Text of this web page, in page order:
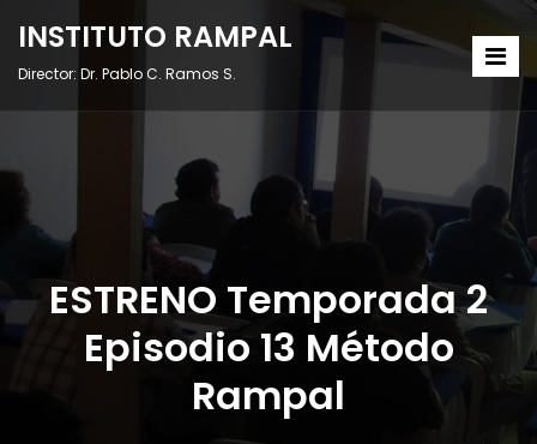
INSTITUTO RAMPAL
Director: Dr. Pablo C. Ramos S.
ESTRENO Temporada 2
Episodio 13 Método
Rampal